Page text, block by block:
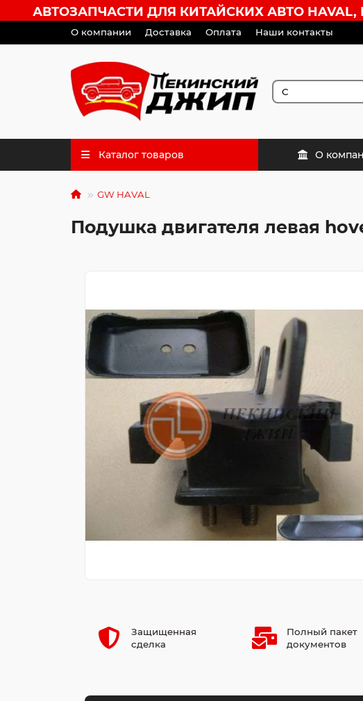
АВТОЗАПЧАСТИ ДЛЯ КИТАЙСКИХ АВТО HAVAL,
О компании Доставка Оплата Наши контакты
Каталог товаров О
GW HAVAL
Подушка двигателя левая
Защищенная
сделка
Полный пакет
документов